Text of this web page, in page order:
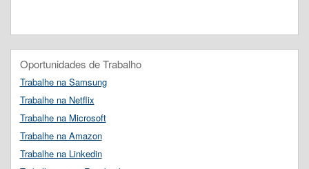
Oportunidades de Trabalho
Trabalhe na Samsung
Trabalhe na Netflix
Trabalhe na Microsoft
Trabalhe na Amazon
Trabalhe na Linkedin